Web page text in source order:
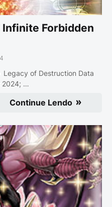
Forbidden
Legacy of Destruction Data
2024; …
Continue Lendo